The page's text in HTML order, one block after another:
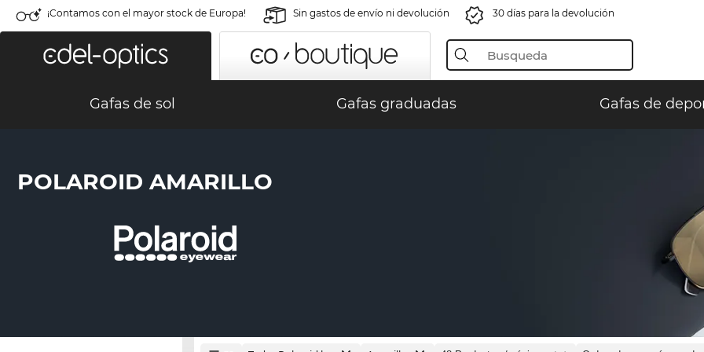
¡Contamos con el mayor stock de Europa! Sin gastos de envío ni devolución 30 días para la devolución
Gafas de sol Gafas graduadas Gafas de
POLAROID AMARILLO